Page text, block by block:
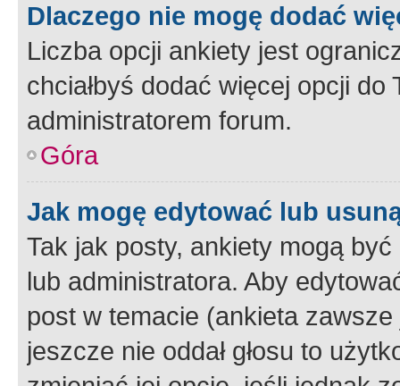
Dlaczego nie mogę dodać
Liczba opcji ankiety jest
chciałbyś dodać więcej opcji
administratorem forum.
Góra
Jak mogę edytować lub
Tak jak posty, ankiety mogą
lub administratora. Aby
post w temacie (ankieta
jeszcze nie oddał głosu to